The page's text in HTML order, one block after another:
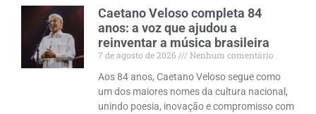
Caetano Veloso completa 84
anos: a voz que ajudou a
reinventar a música brasileira
7 de agosto de 2026
Nenhum comentário
Aos 84 anos, Caetano Veloso segue como
um dos maiores nomes da cultura nacional,
unindo poesia, inovação e compromisso com